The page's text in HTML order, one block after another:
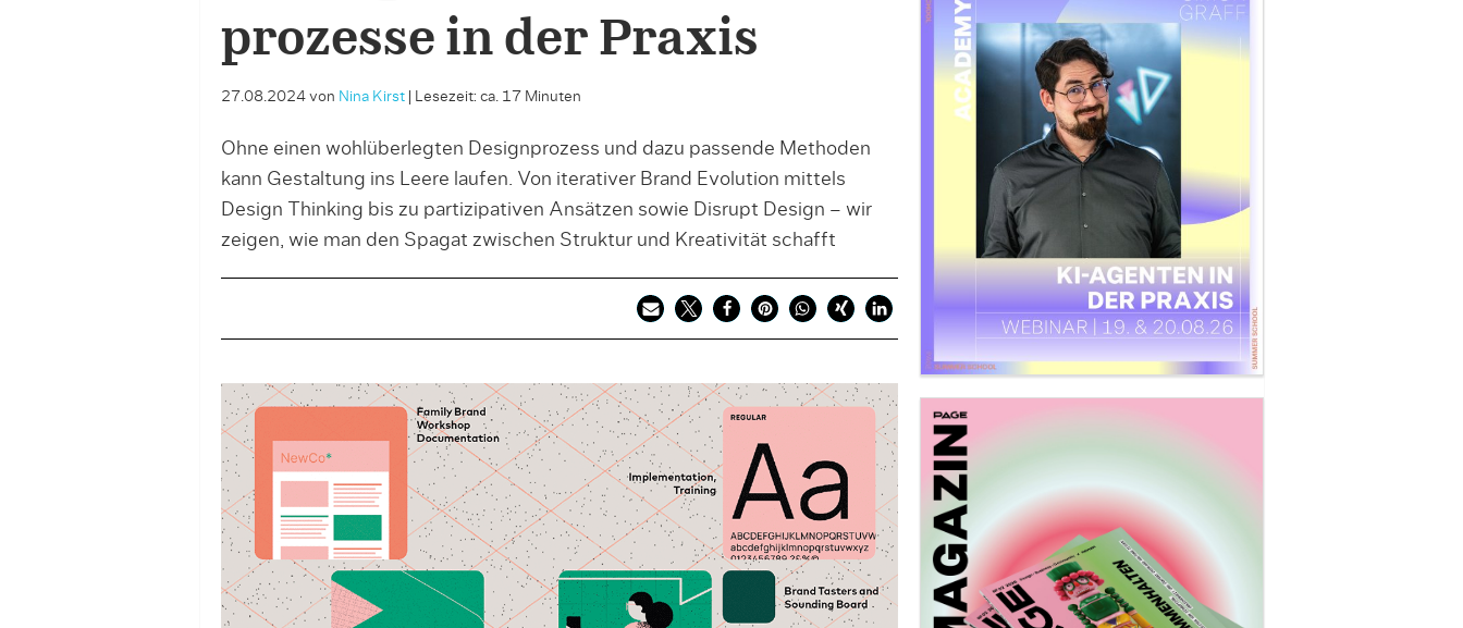
prozesse in der Praxis
27.08.2024 von Nina Kirst| Lesezeit: ca. 17 Minuten
Ohne einen wohlüberlegten Designprozess und dazu passende Methoden
kann Gestaltung ins Leere laufen. Von iterativer Brand Evolution mittels
Design Thinking bis zu partizipativen Ansätzen sowie Disrupt Design – wir
zeigen, wie man den Spagat zwischen Struktur und Kreati­vität schafft